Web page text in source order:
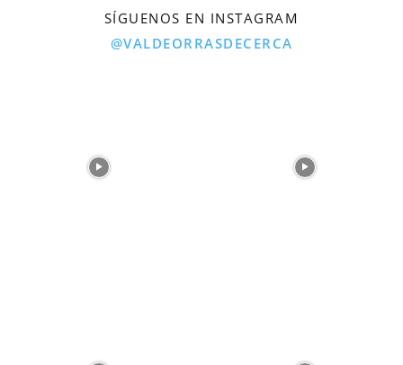
SÍGUENOS EN INSTAGRAM
@VALDEORRASDECERCA